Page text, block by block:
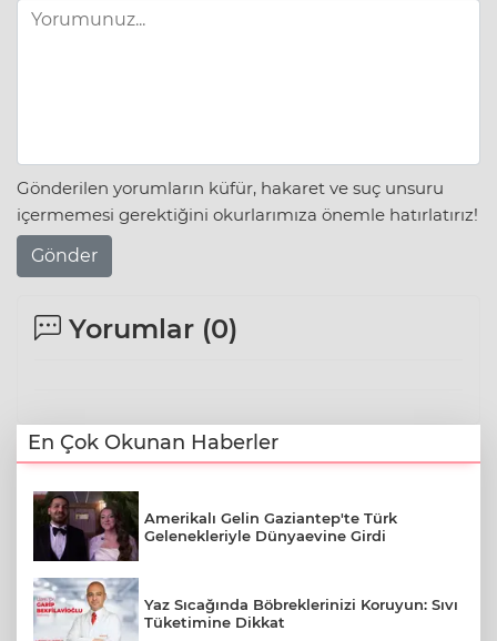
Gönderilen yorumların küfür, hakaret ve suç unsuru
içermemesi gerektiğini okurlarımıza önemle hatırlatırız!
Gönder
Yorumlar (0)
En Çok Okunan Haberler
Amerikalı Gelin Gaziantep'te Türk
Gelenekleriyle Dünyaevine Girdi
Yaz Sıcağında Böbreklerinizi Koruyun: Sıvı
Tüketimine Dikkat